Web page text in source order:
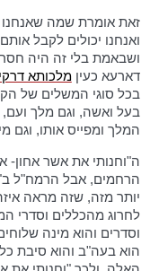
זאת אומרת שמה שאנחנו
ואנחנו יכולים לקבל
ושבאמת בלי זה היה
דארעא כעיןמלכותא
בכל סוגי המשלים של
בעל ואשה, וגם מלך
המלך ומפייס אותו,
ה"וחנותי את אשר אחון-
הרחמים, אבל הרמח"ל
יותר מזה, שזה מראה
לחרוג מהכללים וסדרי
וסדרים והוא מינה
הוא בעה"ב והוא סיבת